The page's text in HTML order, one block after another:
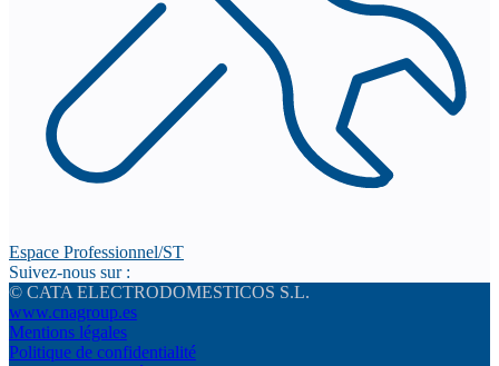
Espace Professionnel/ST
Suivez-nous sur :
© CATA ELECTRODOMESTICOS S.L.
www.cnagroup.es
Mentions légales
Politique de confidentialité